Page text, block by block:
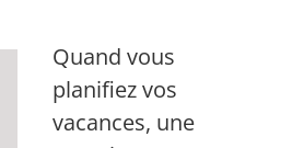
Quand vous
planifiez vos
vacances, une